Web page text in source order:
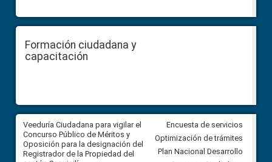
Formación ciudadana y
capacitación
Veeduría Ciudadana para vigilar el
Concurso Público de Méritos y
Oposición para la designación del
Registrador de la Propiedad del
Veeduría Ciudadana para
construcción del asfaltado de
Ballenita del cantón Santa
Encuesta de servicios
Optimización de trámites
Plan Nacional Desarrollo